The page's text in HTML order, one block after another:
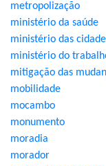
metropolização
ministério da saúde
ministério das
ministério do
mitigação das
mobilidade
mocambo
monumento
moradia
morador